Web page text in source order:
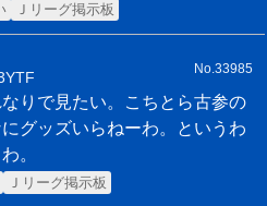
Ｊリーグ掲示板
No.33985
りで見たい。こちとら古参の
グッズいらねーわ。というわ
。
Ｊリーグ掲示板